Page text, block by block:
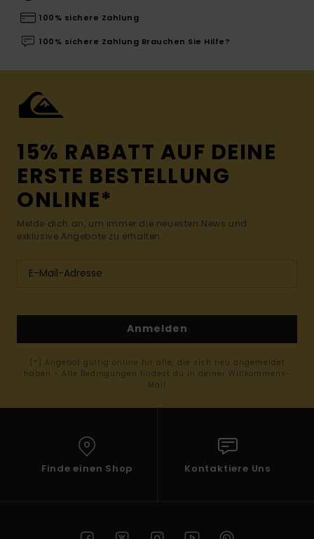
100% sichere Zahlung
100% sichere Zahlung Brauchen Sie Hilfe?
15% RABATT AUF DEINE
ERSTE BESTELLUNG
ONLINE*
Melde dich an, um immer die neuesten News und
exklusive Angebote zu erhalten.
Anmelden
(*) Angebot gültig online für alle, die sich neu angemeldet
haben - Alle Bedingungen findest du in deiner Willkommens-
Mail
Finde einen Shop Kontaktiere Uns